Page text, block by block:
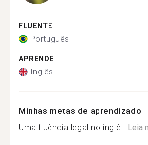
FLUENTE
Português
APRENDE
Inglês
Minhas metas de aprendizado
Uma fluência legal no inglê...Leia